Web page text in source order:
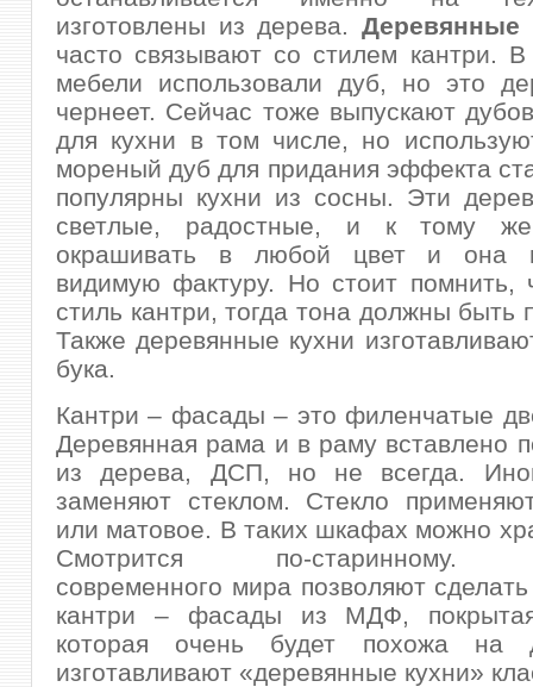
изготовлены из дерева. Деревянные
часто связывают со стилем кантри.
мебели использовали дуб, но это
чернеет. Сейчас тоже выпускают
для кухни в том числе, но
мореный дуб для придания эффекта
популярны кухни из сосны. Эти
светлые, радостные, и к тому
окрашивать в любой цвет и она
видимую фактуру. Но стоит помнить,
стиль кантри, тогда тона должны быть
Также деревянные кухни
бука.
Кантри – фасады – это филенчатые
Деревянная рама и в раму вставлено
из дерева, ДСП, но не всегда.
заменяют стеклом. Стекло
или матовое. В таких шкафах можно
Смотрится по-старинному.
современного мира позволяют
кантри – фасады из МДФ,
которая очень будет похожа на
изготавливают «деревянные кухни»